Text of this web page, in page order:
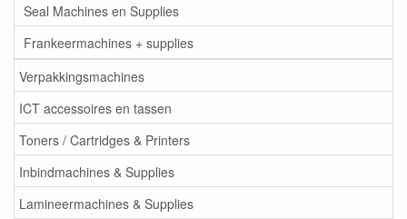
Seal Machines en Supplies
Frankeermachines + supplies
Verpakkingsmachines
ICT accessoires en tassen
Toners / Cartridges & Printers
Inbindmachines & Supplies
Lamineermachines & Supplies